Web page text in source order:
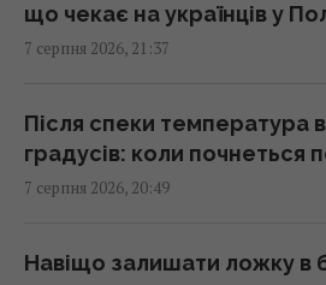
Сенат США схвалив
20:17 п'ятниця, 07 серпня 2026
Київ буде значно краще
ППО ніхто не відміняв, -
що чекає на українців у
7 серпня 2026, 21:37
Після спеки температура
градусів: коли почнеться
7 серпня 2026, 20:49
Навіщо залишати ложку в